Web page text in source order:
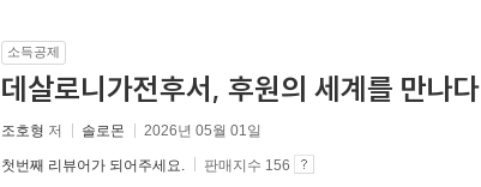
소득공제
데살로니가전후서, 후원의 세계를 만나다
조호형 저 솔로몬 2026년 05월 01일
첫번째 리뷰어가 되어주세요. 판매지수 156